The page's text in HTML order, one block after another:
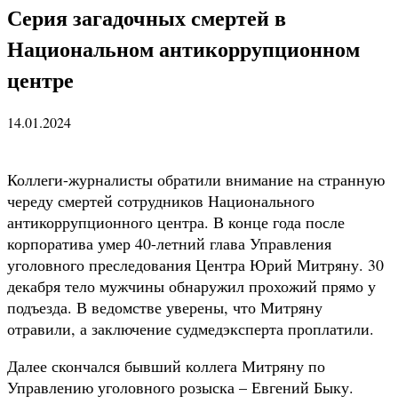
Серия загадочных смертей в
Национальном антикоррупционном
центре
14.01.2024
Коллеги-журналисты обратили внимание на странную
череду смертей сотрудников Национального
антикоррупционного центра. В конце года после
корпоратива умер 40-летний глава Управления
уголовного преследования Центра Юрий Митряну. 30
декабря тело мужчины обнаружил прохожий прямо у
подъезда. В ведомстве уверены, что Митряну
отравили, а заключение судмедэксперта проплатили.
Далее скончался бывший коллега Митряну по
Управлению уголовного розыска – Евгений Быку.